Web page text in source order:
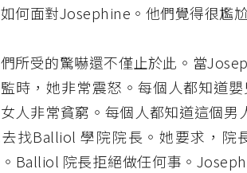
何面對Josephine。他們覺得很尷
所受的驚嚇還不僅止於此。當
時，她非常震怒。每個人都知道
人非常貧窮。每個人都知道這個
找Balliol 學院院長。她要求，院
Balliol 院長拒絕做任何事。